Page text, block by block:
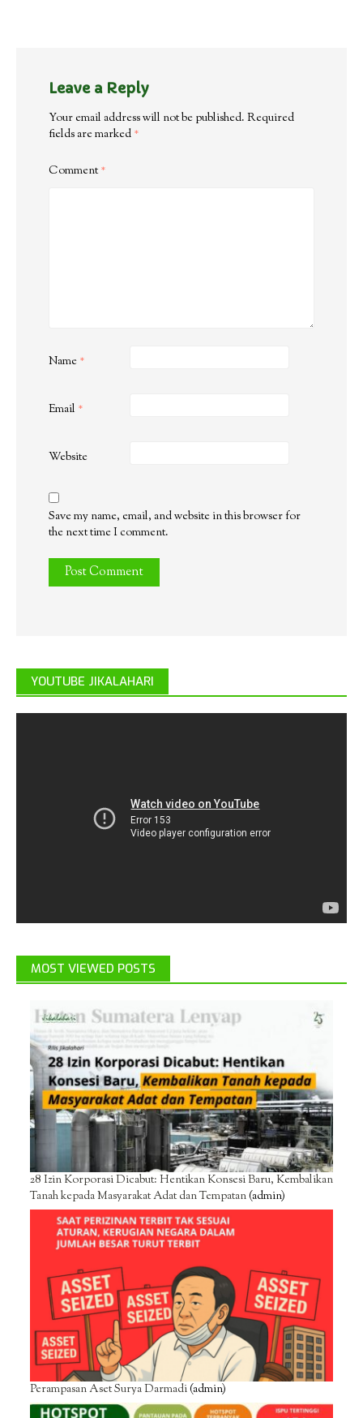
Leave a Reply
Your email address will not be published. Required
fields are marked *
Comment*
Name *
Email *
Website
Save my name, email, and website in this browser for
the next time I comment.
YOUTUBE JIKALAHARI
MOST VIEWED POSTS
28 Izin Korporasi Dicabut: Hentikan Konsesi Baru, Kembalikan
Tanah kepada Masyarakat Adat dan Tempatan(admin)
Perampasan Aset Surya Darmadi(admin)